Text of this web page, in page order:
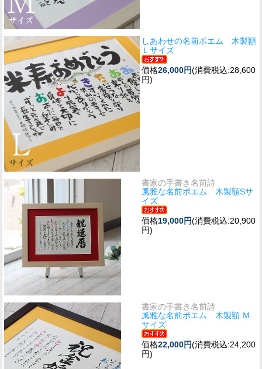
しあわせの名前ポエム 木製額
Ｌサイズ
価格26,000円(消費税込:28,600
円)
書家の手書き名前詩
風雅な名前ポエム 木製額Sサ
イズ
価格19,000円(消費税込:20,900
円)
書家の手書き名前詩
風雅な名前ポエム 木製額 Ｍ
サイズ
価格22,000円(消費税込:24,200
円)